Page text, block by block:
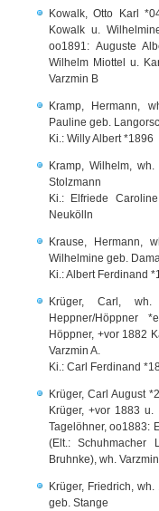
Kowalk, Otto Karl
Kowalk u.
oo1891: Auguste
Wilhelm Miottel u.
Varzmin B
Kramp, Hermann,
Pauline geb.
Ki.: Willy Albert *1896
Kramp, Wilhelm,
Stolzmann
Ki.: Elfriede
Neukölln
Krause, Hermann,
Wilhelmine geb.
Ki.: Albert Ferdinand
Krüger, Carl,
Heppner/Höppner
Höppner, +vor 1882
Varzmin A.
Ki.: Carl Ferdinand
Krüger, Carl August
Krüger, +vor 1883
Tagelöhner, oo1883:
(Elt.: Schuhmacher
Bruhnke), wh.
Krüger, Friedrich,
geb. Stange